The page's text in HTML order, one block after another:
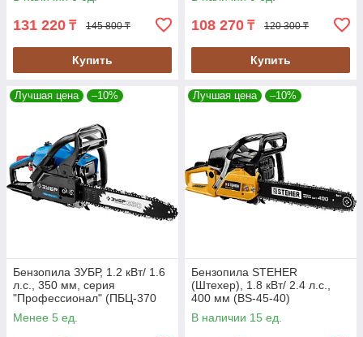
131 220 ₸ 145 800 ₸
Купить
108 270 ₸ 120 300 ₸
Купить
Лучшая цена –10%
Бензопила ЗУБР, 1.2 кВт/ 1.6
л.с., 350 мм, серия
"Профессионал" (ПБЦ-370
35П)
Менее 5 ед.
Лучшая цена –10%
Бензопила STEHER
(Штехер), 1.8 кВт/ 2.4 л.с.,
400 мм (BS-45-40)
В наличии 15 ед.